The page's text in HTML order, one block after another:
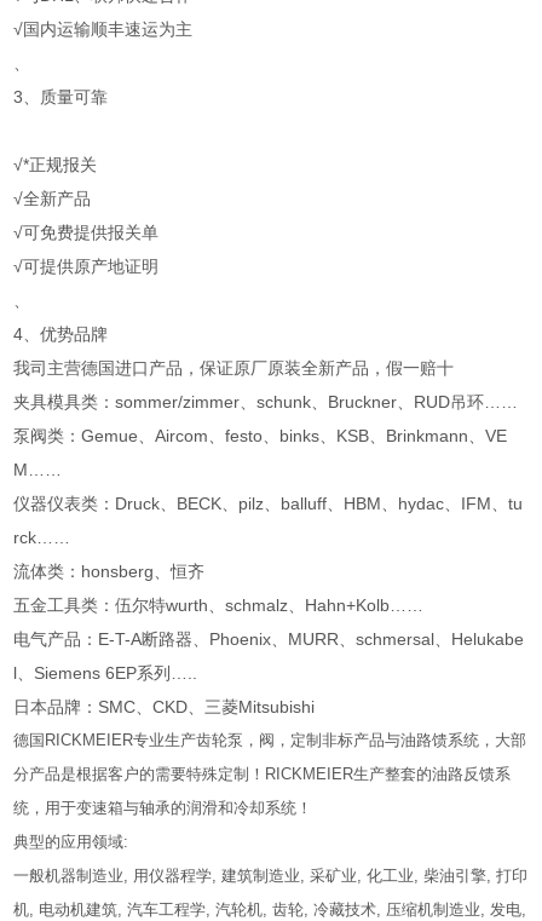
√国内运输顺丰速运为主
3、质量可靠
√*正规报关
√全新产品
√可免费提供报关单
√可提供原产地证明
4、优势品牌
我司主营德国进口产品，保证原厂原装全新产品，假一赔十
夹具模具类：sommer/zimmer、schunk、Bruckner、RUD吊环……
泵阀类：Gemue、Aircom、festo、binks、KSB、Brinkmann、VE
M……
仪器仪表类：Druck、BECK、pilz、balluff、HBM、hydac、IFM、tu
rck……
流体类：honsberg、恒齐
五金工具类：伍尔特wurth、schmalz、Hahn+Kolb……
电气产品：E-T-A断路器、Phoenix、MURR、schmersal、Helukabe
l、Siemens 6EP系列…..
日本品牌：SMC、CKD、三菱Mitsubishi
德国RICKMEIER专业生产齿轮泵，阀，定制非标产品与油路馈系统，大部
分产品是根据客户的需要特殊定制！RICKMEIER生产整套的油路反馈系
统，用于变速箱与轴承的润滑和冷却系统！
典型的应用领域:
一般机器制造业, 用仪器程学, 建筑制造业, 采矿业, 化工业, 柴油引擎, 打印
机, 电动机建筑, 汽车工程学, 汽轮机, 齿轮, 冷藏技术, 压缩机制造业, 发电,